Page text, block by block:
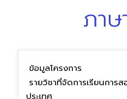
ภาษ
ข้อมูลโครงการ
รายวิชาที่จัดการเรียนการ
ประเทศ